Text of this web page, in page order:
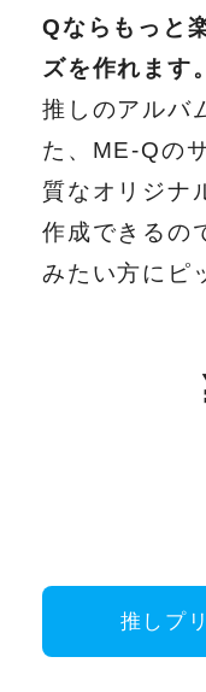
Qならもっと
ズを作れます。
推しのアルバ
た、ME-Qの
質なオリジナ
作成できるの
みたい方にピ
推しプ